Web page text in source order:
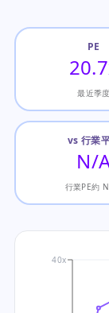
PE
最近季度
vs 行業
N/
行業PE約
40x